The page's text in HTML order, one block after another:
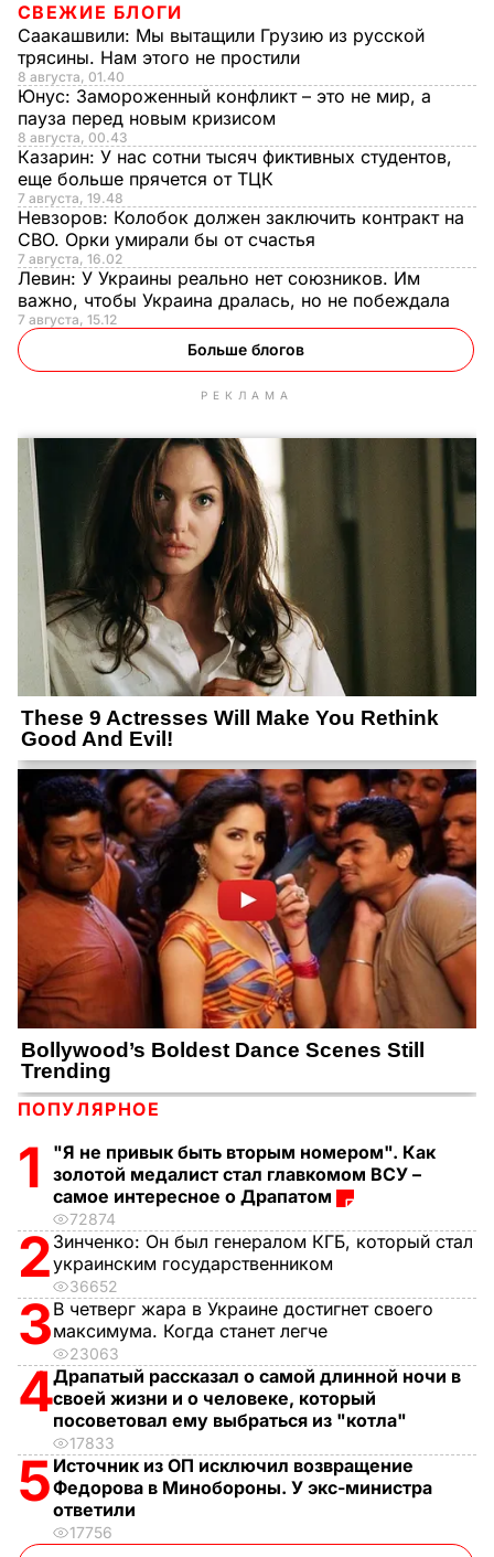
СВЕЖИЕ БЛОГИ
Саакашвили: Мы вытащили Грузию из русской
трясины. Нам этого не простили
8 августа, 01.40
Юнус: Замороженный конфликт – это не мир, а
пауза перед новым кризисом
8 августа, 00.43
Казарин: У нас сотни тысяч фиктивных студентов,
еще больше прячется от ТЦК
7 августа, 19.48
Невзоров: Колобок должен заключить контракт на
СВО. Орки умирали бы от счастья
7 августа, 16.02
Левин: У Украины реально нет союзников. Им
важно, чтобы Украина дралась, но не побеждала
7 августа, 15.12
Больше блогов
РЕКЛАМА
ПОПУЛЯРНОЕ
1
"Я не привык быть вторым номером". Как
золотой медалист стал главкомом ВСУ –
самое интересное о Драпатом
72874
2 Зинченко: Он был генералом КГБ, который стал
украинским государственником
36652
3В четверг жара в Украине достигнет своего
максимума. Когда станет легче
23063
4Драпатый рассказал о самой длинной ночи в
своей жизни и о человеке, который
посоветовал ему выбраться из "котла"
17833
5 Источник из ОП исключил возвращение
Федорова в Минобороны. У экс-министра
ответили
17756